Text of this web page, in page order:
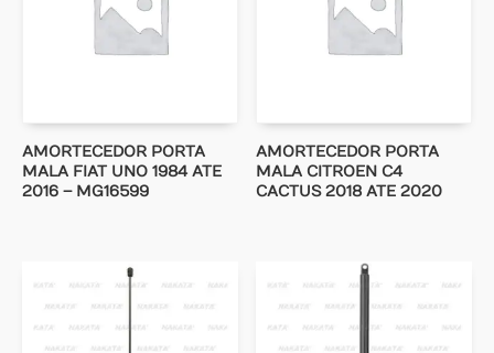
AMORTECEDOR PORTA
MALA FIAT UNO 1984 ATE
2016 – MG16599
AMORTECEDOR PORTA
MALA CITROEN C4
CACTUS 2018 ATE 2020